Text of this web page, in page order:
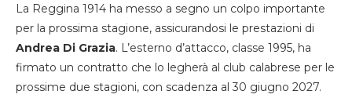
La Reggina 1914 ha messo a segno un colpo importante
per la prossima stagione, assicurandosi le prestazioni di
Andrea Di Grazia. L’esterno d’attacco, classe 1995, ha
firmato un contratto che lo legherà al club calabrese per le
prossime due stagioni, con scadenza al 30 giugno 2027.